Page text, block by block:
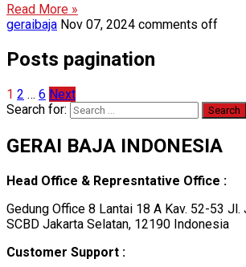
Read More »
geraibaja Nov 07, 2024 comments off
Posts pagination
1 2 … 6 Next
Search for:
GERAI BAJA INDONESIA
Head Office & Represntative Office :
Gedung Office 8 Lantai 18 A Kav. 52-53 Jl.
SCBD Jakarta Selatan, 12190 Indonesia
Customer Support :